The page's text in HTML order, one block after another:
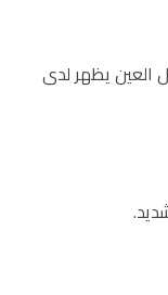
العين يظهر لدى